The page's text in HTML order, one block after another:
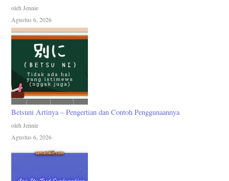
oleh Jennie
Agustus 6, 2026
Betsuni Artinya – Pengertian dan Contoh Penggunaannya
oleh Jennie
Agustus 6, 2026